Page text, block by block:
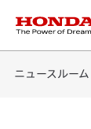
HONDA
ニュースルーム